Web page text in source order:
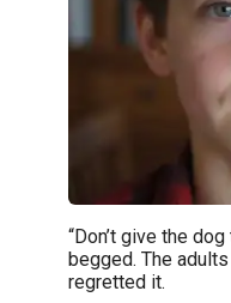
“Don’t give the
begged. The
regretted it.